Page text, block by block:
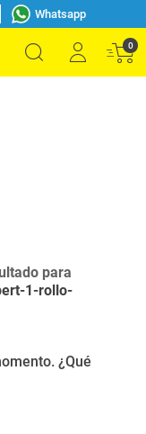
Whatsapp
0
para
1-rollo-
¿Qué